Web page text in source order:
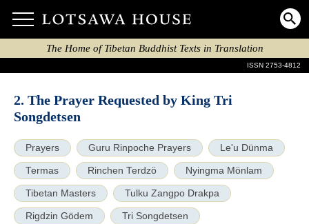
The Home of Tibetan Buddhist Texts in Translation
ISSN 2753-4812
2. The Prayer Requested by King Tri
Songdetsen
Prayers Guru Rinpoche Prayers Le'u Dünma
Termas Rinchen Terdzö Nyingma Mönlam
Tibetan Masters Tulku Zangpo Drakpa
Rigdzin Gödem Tri Songdetsen